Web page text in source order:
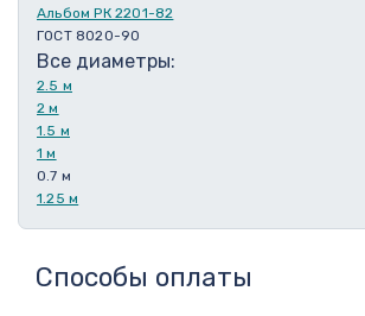
Альбом РК 2201-82
ГОСТ 8020-90
Все диаметры:
2.5 м
2 м
1.5 м
1 м
0.7 м
1.25 м
Способы оплаты